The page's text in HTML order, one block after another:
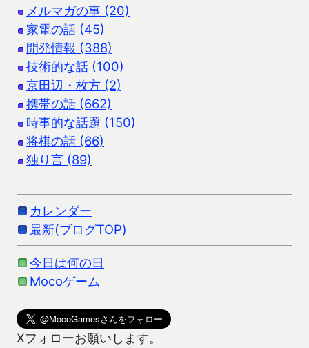
メルマガの事 (20)
家電の話 (45)
開発情報 (388)
技術的な話 (100)
京田辺・枚方 (2)
携帯の話 (662)
時事的な話題 (150)
将棋の話 (66)
独り言 (89)
カレンダー
最新(ブログTOP)
今日は何の日
Mocoゲーム
Xフォローお願いします。